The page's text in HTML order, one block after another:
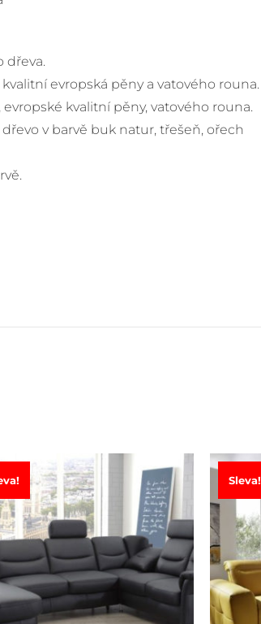
dřeva.
evropská pěny a vatového rouna.
kvalitní pěny, vatového rouna.
v barvě buk natur, třešeň, ořech
Sleva!